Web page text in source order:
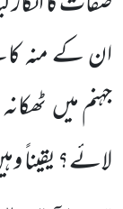
ان کے منہ
جہنم میں
لائے؟ یقیناً